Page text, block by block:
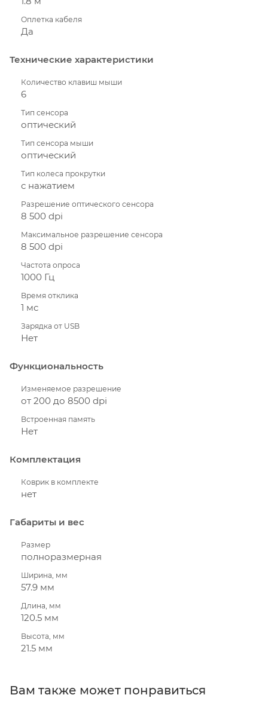
Оплетка кабеля
Да
Технические характеристики
Количество клавиш мыши
6
Тип сенсора
оптический
Тип сенсора мыши
оптический
Тип колеса прокрутки
с нажатием
Разрешение оптического сенсора
8 500 dpi
Максимальное разрешение сенсора
8 500 dpi
Частота опроса
1000 Гц
Время отклика
1 мс
Зарядка от USB
Нет
Функциональность
Изменяемое разрешение
от 200 до 8500 dpi
Встроенная память
Нет
Комплектация
Коврик в комплекте
нет
Габариты и вес
Размер
полноразмерная
Ширина, мм
57.9 мм
Длина, мм
120.5 мм
Высота, мм
21.5 мм
Вам также может понравиться